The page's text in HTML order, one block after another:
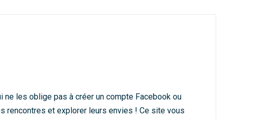
ne les oblige pas à créer un compte Facebook ou
rencontres et explorer leurs envies ! Ce site vous